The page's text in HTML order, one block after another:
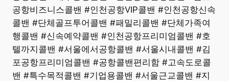
공항비즈니스콜밴 #인천공항VIP콜밴 #인천공항신속
콜밴 #단체골프투어콜밴 #패밀리콜밴 #단체가족여
행콜밴 #신속예약콜밴 #인천공항프리미엄콜밴 #호
텔까지콜밴 #서울에서공항콜밴 #서울시내콜밴 #김
포공항프리미엄콜밴 #공항콜밴편리함 #고속도로콜
밴 #특수목적콜밴 #기업용콜밴 #서울근교콜밴 #지